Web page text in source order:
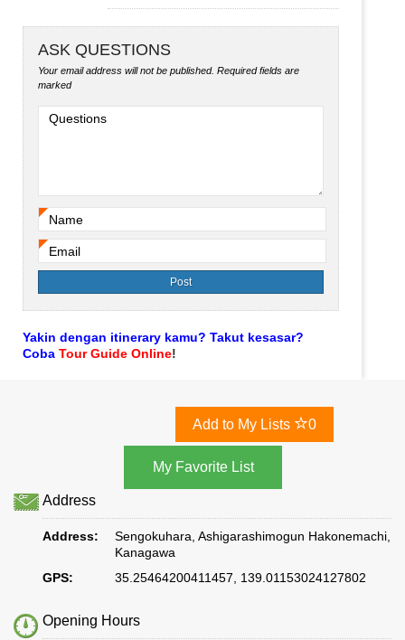
ASK QUESTIONS
Your email address will not be published. Required fields are
marked
Questions
Name
Email
Yakin dengan itinerary kamu? Takut kesasar?
Coba Tour Guide Online!
Add to My Lists 0
Address
Address:
Sengokuhara, Ashigarashimogun Hakonemachi,
Kanagawa
GPS:
35.25464200411457, 139.01153024127802
Opening Hours